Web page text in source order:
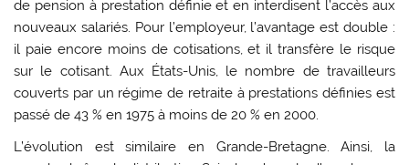
de pension à prestation définie et en interdisent l’accès aux
nouveaux salariés. Pour l’employeur, l’avantage est double :
il paie encore moins de cotisations, et il transfère le risque
sur le cotisant. Aux États-Unis, le nombre de travailleurs
couverts par un régime de retraite à prestations définies est
passé de 43 % en 1975 à moins de 20 % en 2000.
L’évolution est similaire en Grande-Bretagne. Ainsi, la